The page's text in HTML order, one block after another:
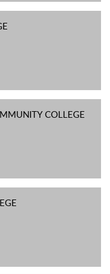
COLLEGE